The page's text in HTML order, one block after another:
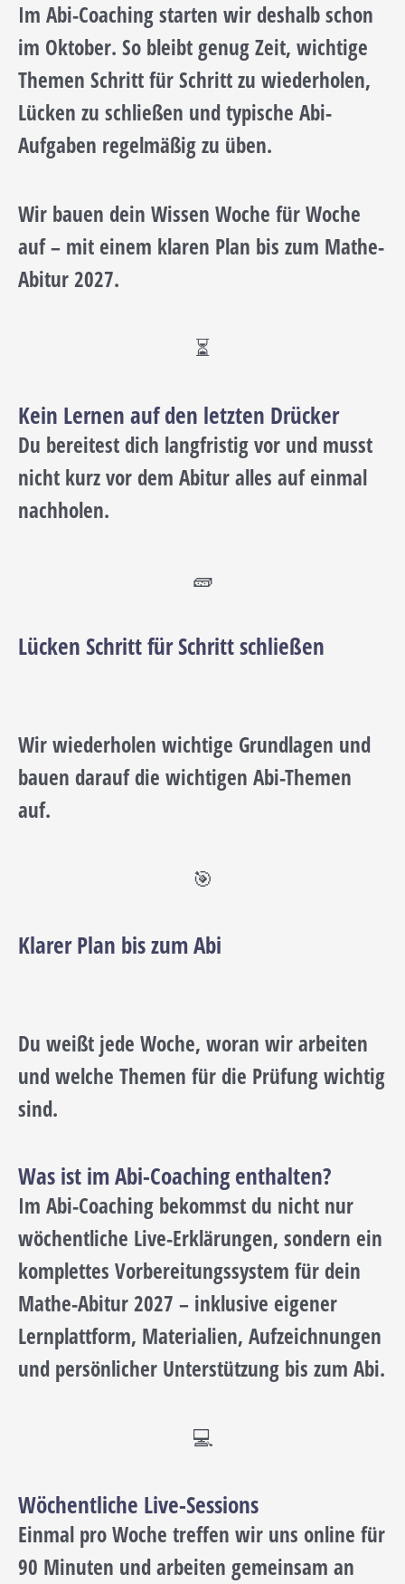
Im Abi-Coaching starten wir deshalb schon
im Oktober. So bleibt genug Zeit, wichtige
Themen Schritt für Schritt zu wiederholen,
Lücken zu schließen und typische Abi-
Aufgaben regelmäßig zu üben.
Wir bauen dein Wissen Woche für Woche
auf – mit einem klaren Plan bis zum Mathe-
Abitur 2027.
⏳
Kein Lernen auf den letzten Drücker
Du bereitest dich langfristig vor und musst
nicht kurz vor dem Abitur alles auf einmal
nachholen.
🧱
Lücken Schritt für Schritt schließen
Wir wiederholen wichtige Grundlagen und
bauen darauf die wichtigen Abi-Themen
auf.
🎯
Klarer Plan bis zum Abi
Du weißt jede Woche, woran wir arbeiten
und welche Themen für die Prüfung wichtig
sind.
Was ist im Abi-Coaching enthalten?
Im Abi-Coaching bekommst du nicht nur
wöchentliche Live-Erklärungen, sondern ein
komplettes Vorbereitungssystem für dein
Mathe-Abitur 2027 – inklusive eigener
Lernplattform, Materialien, Aufzeichnungen
und persönlicher Unterstützung bis zum Abi.
💻
Wöchentliche Live-Sessions
Einmal pro Woche treffen wir uns online für
90 Minuten und arbeiten gemeinsam an